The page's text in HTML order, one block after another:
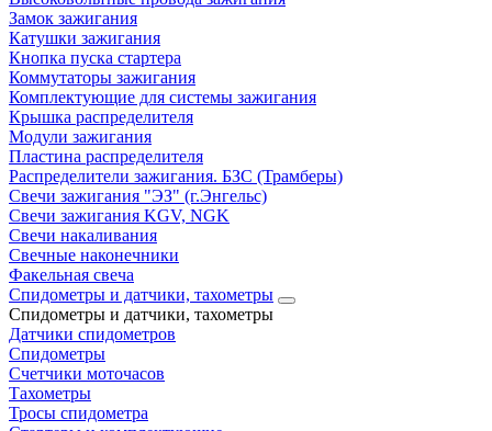
Замок зажигания
Катушки зажигания
Кнопка пуска стартера
Коммутаторы зажигания
Комплектующие для системы зажигания
Крышка распределителя
Модули зажигания
Пластина распределителя
Распределители зажигания. БЗС (Трамберы)
Свечи зажигания "ЭЗ" (г.Энгельс)
Свечи зажигания KGV, NGK
Свечи накаливания
Свечные наконечники
Факельная свеча
Спидометры и датчики, тахометры
Спидометры и датчики, тахометры
Датчики спидометров
Спидометры
Счетчики моточасов
Тахометры
Тросы спидометра